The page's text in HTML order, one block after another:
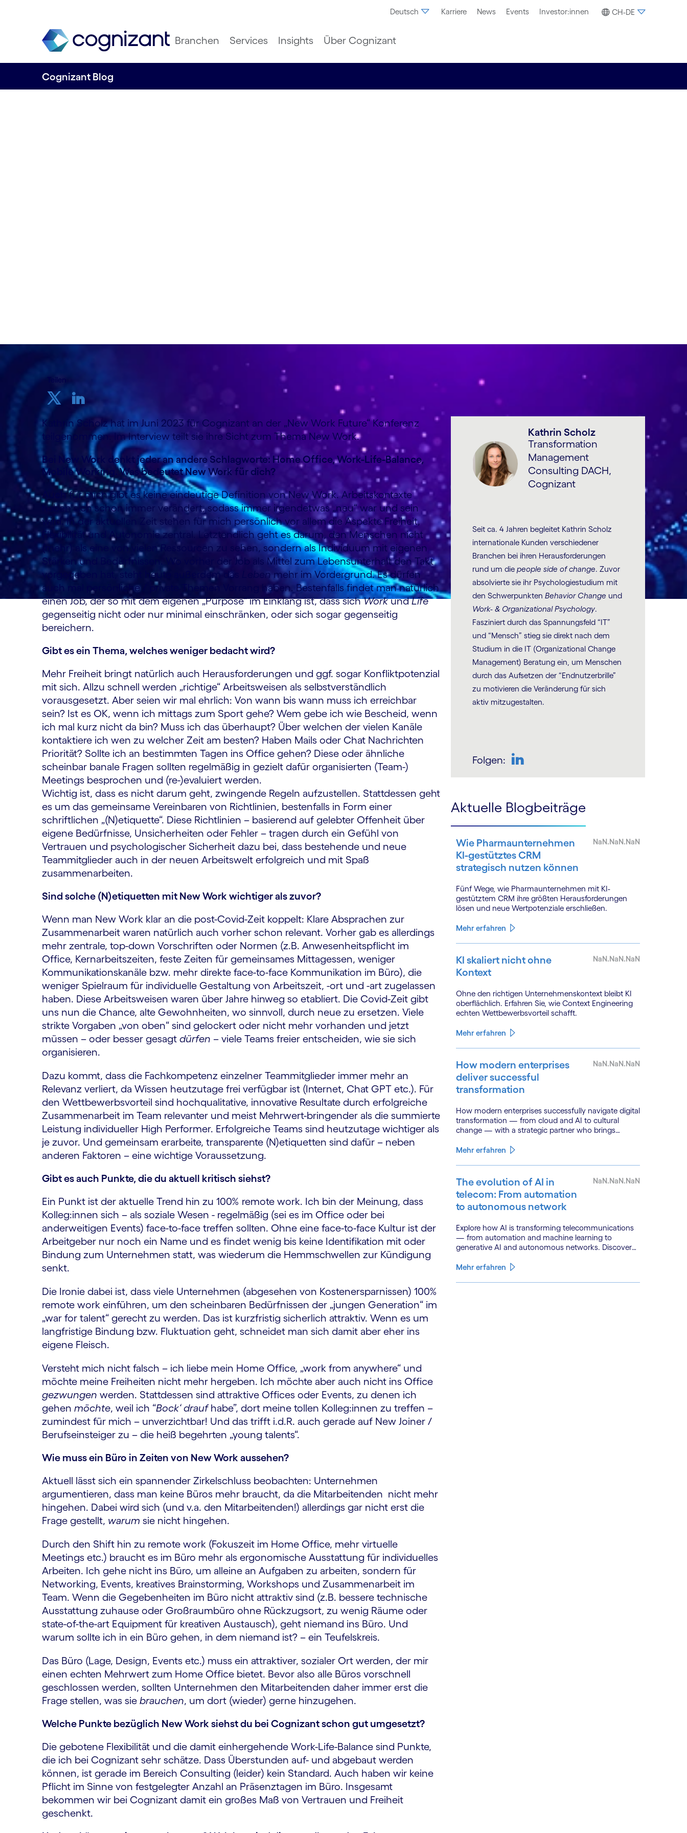
Deutsch Karriere News Events Investor:innen CH-DE
Branchen Services Insights Über Cognizant
Cognizant Blog
Teilen
Kathrin Scholz hat im Juni 2023 für Cognizant an der „New Work Future“ Konferenz
teilgenommen. Im Interview teilt sie ihre Sicht zum Thema New Work.
Bei New Work denkt jeder an andere Schlagworte: Home Office, Work-Life-Balance,
Mobile Working. Was bedeutet New Work für dich?
Auch für mich gibt es keine eindeutige Definition von New Work. Arbeitskontexte
haben sich schon immer verändert, sodass immer irgendetwas „neu“ war und sein
wird. In der aktuellen Zeit stehen für mich persönlich vor allem die Aspekte Freiheit,
Flexibilität und Autonomie zentral. Letztendlich geht es darum, den Menschen nicht
(mehr) als eine von vielen Ressourcen zu sehen, sondern als Individuum mit eigenen
Stärken und Bedürfnissen. Wo vorher der Job als Mittel zum Lebensunterhalt den Takt
vorgegeben hat, steht heute außerdem das
Lebenmehr im Vordergrund. Es dürfen
auch mal persönliche / private Themen Vorrang haben. Bestenfalls findet man natürlich
einen Job, der so mit dem eigenen „Purpose“ im Einklang ist, dass sichWorkundLife
gegenseitig nicht oder nur minimal einschränken, oder sich sogar gegenseitig
bereichern.
Gibt es ein Thema, welches weniger bedacht wird?
Mehr Freiheit bringt natürlich auch Herausforderungen und ggf. sogar Konfliktpotenzial
mit sich. Allzu schnell werden „richtige“ Arbeitsweisen als selbstverständlich
vorausgesetzt. Aber seien wir mal ehrlich: Von wann bis wann muss ich erreichbar
sein? Ist es OK, wenn ich mittags zum Sport gehe? Wem gebe ich wie Bescheid, wenn
ich mal kurz nicht da bin? Muss ich das überhaupt? Über welchen der vielen Kanäle
kontaktiere ich wen zu welcher Zeit am besten? Haben Mails oder Chat Nachrichten
Priorität? Sollte ich an bestimmten Tagen ins Office gehen? Diese oder ähnliche
scheinbar banale Fragen sollten regelmäßig in gezielt dafür organisierten (Team-)
Meetings besprochen und (re-)evaluiert werden.
Wichtig ist, dass es nicht darum geht, zwingende Regeln aufzustellen. Stattdessen geht
es um das gemeinsame Vereinbaren von Richtlinien, bestenfalls in Form einer
schriftlichen „(N)etiquette“. Diese Richtlinien – basierend auf gelebter Offenheit über
eigene Bedürfnisse, Unsicherheiten oder Fehler – tragen durch ein Gefühl von
Vertrauen und psychologischer Sicherheit dazu bei, dass bestehende und neue
Teammitglieder auch in der neuen Arbeitswelt erfolgreich und mit Spaß
zusammenarbeiten.
Sind solche (N)etiquetten mit New Work wichtiger als zuvor?
Wenn man New Work klar an die post-Covid-Zeit koppelt: Klare Absprachen zur
Zusammenarbeit waren natürlich auch vorher schon relevant. Vorher gab es allerdings
mehr zentrale, top-down Vorschriften oder Normen (z.B. Anwesenheitspflicht im
Office, Kernarbeitszeiten, feste Zeiten für gemeinsames Mittagessen, weniger
Kommunikationskanäle bzw. mehr direkte face-to-face Kommunikation im Büro), die
weniger Spielraum für individuelle Gestaltung von Arbeitszeit, -ort und -art zugelassen
haben. Diese Arbeitsweisen waren über Jahre hinweg so etabliert. Die Covid-Zeit gibt
uns nun die Chance, alte Gewohnheiten, wo sinnvoll, durch neue zu ersetzen. Viele
strikte Vorgaben „von oben“ sind gelockert oder nicht mehr vorhanden und jetzt
müssen – oder besser gesagt dürfen – viele Teams freier entscheiden, wie sie sich
organisieren.
Dazu kommt, dass die Fachkompetenz einzelner Teammitglieder immer mehr an
Relevanz verliert, da Wissen heutzutage frei verfügbar ist (Internet, Chat GPT etc.). Für
den Wettbewerbsvorteil sind hochqualitative, innovative Resultate durch erfolgreiche
Zusammenarbeit im Team relevanter und meist Mehrwert-bringender als die summierte
Leistung individueller High Performer. Erfolgreiche Teams sind heutzutage wichtiger als
je zuvor. Und gemeinsam erarbeite, transparente (N)etiquetten sind dafür – neben
anderen Faktoren – eine wichtige Voraussetzung.
Gibt es auch Punkte, die du aktuell kritisch siehst?
Ein Punkt ist der aktuelle Trend hin zu 100% remote work. Ich bin der Meinung, dass
Kolleg:innen sich – als soziale Wesen - regelmäßig (sei es im Office oder bei
anderweitigen Events) face-to-face treffen sollten. Ohne eine face-to-face Kultur ist der
Arbeitgeber nur noch ein Name und es findet wenig bis keine Identifikation mit oder
Bindung zum Unternehmen statt, was wiederum die Hemmschwellen zur Kündigung
senkt.
Die Ironie dabei ist, dass viele Unternehmen (abgesehen von Kostenersparnissen) 100%
remote work einführen, um den scheinbaren Bedürfnissen der „jungen Generation“ im
„war for talent“ gerecht zu werden. Das ist kurzfristig sicherlich attraktiv. Wenn es um
langfristige Bindung bzw. Fluktuation geht, schneidet man sich damit aber eher ins
eigene Fleisch.
Versteht mich nicht falsch – ich liebe mein Home Office, „work from anywhere“ und
möchte meine Freiheiten nicht mehr hergeben. Ich möchte aber auch nicht ins Office
gezwungen werden. Stattdessen sind attraktive Offices oder Events, zu denen ich
gehen möchte, weil ich “Bock‘ draufhabe”, dort meine tollen Kolleg:innen zu treffen –
zumindest für mich – unverzichtbar! Und das trifft i.d.R. auch gerade auf New Joiner /
Berufseinsteiger zu – die heiß begehrten „young talents“.
Wie muss ein Büro in Zeiten von New Work aussehen?
Aktuell lässt sich ein spannender Zirkelschluss beobachten: Unternehmen
argumentieren, dass man keine Büros mehr braucht, da die Mitarbeitenden nicht mehr
hingehen. Dabei wird sich (und v.a. den Mitarbeitenden!) allerdings gar nicht erst die
Frage gestellt, warum sie nicht hingehen.
Durch den Shift hin zu remote work (Fokuszeit im Home Office, mehr virtuelle
Meetings etc.) braucht es im Büro mehr als ergonomische Ausstattung für individuelles
Arbeiten. Ich gehe nicht ins Büro, um alleine an Aufgaben zu arbeiten, sondern für
Networking, Events, kreatives Brainstorming, Workshops und Zusammenarbeit im
Team. Wenn die Gegebenheiten im Büro nicht attraktiv sind (z.B. bessere technische
Ausstattung zuhause oder Großraumbüro ohne Rückzugsort, zu wenig Räume oder
state-of-the-art Equipment für kreativen Austausch), geht niemand ins Büro. Und
warum sollte ich in ein Büro gehen, in dem niemand ist? – ein Teufelskreis.
Das Büro (Lage, Design, Events etc.) muss ein attraktiver, sozialer Ort werden, der mir
einen echten Mehrwert zum Home Office bietet. Bevor also alle Büros vorschnell
geschlossen werden, sollten Unternehmen den Mitarbeitenden daher immer erst die
Frage stellen, was sie brauchen, um dort (wieder) gerne hinzugehen.
Welche Punkte bezüglich New Work siehst du bei Cognizant schon gut umgesetzt?
Die gebotene Flexibilität und die damit einhergehende Work-Life-Balance sind Punkte,
die ich bei Cognizant sehr schätze. Dass Überstunden auf- und abgebaut werden
können, ist gerade im Bereich Consulting (leider) kein Standard. Auch haben wir keine
Pflicht im Sinne von festgelegter Anzahl an Präsenztagen im Büro. Insgesamt
bekommen wir bei Cognizant damit ein großes Maß von Vertrauen und Freiheit
geschenkt.
Kathrin Scholz
Transformation
Management
Consulting DACH,
Cognizant
Seit ca. 4 Jahren begleitet Kathrin Scholz
internationale Kunden verschiedener
Branchen bei ihren Herausforderungen
rund um die people side of change. Zuvor
absolvierte sie ihr Psychologiestudium mit
den Schwerpunkten Behavior Change und
Work- & Organizational Psychology.
Fasziniert durch das Spannungsfeld “IT”
und “Mensch” stieg sie direkt nach dem
Studium in die IT (Organizational Change
Management) Beratung ein, um Menschen
durch das Aufsetzen der “Endnutzerbrille”
zu motivieren die Veränderung für sich
aktiv mitzugestalten.
Folgen:
Aktuelle Blogbeiträge
Wie Pharmaunternehmen
KI-gestütztes CRM
strategisch nutzen können
NaN.NaN.NaN
Fünf Wege, wie Pharmaunternehmen mit KI-
gestütztem CRM ihre größten Herausforderungen
lösen und neue Wertpotenziale erschließen.
Mehr erfahren
KI skaliert nicht ohne
Kontext
NaN.NaN.NaN
Ohne den richtigen Unternehmenskontext bleibt KI
oberflächlich. Erfahren Sie, wie Context Engineering
echten Wettbewerbsvorteil schafft.
Mehr erfahren
How modern enterprises
deliver successful
transformation
NaN.NaN.NaN
How modern enterprises successfully navigate digital
transformation — from cloud and AI to cultural
change — with a strategic partner who brings
Mehr erfahren
The evolution of AI in
telecom: From automation
to autonomous network
NaN.NaN.NaN
Explore how AI is transforming telecommunications
— from automation and machine learning to
generative AI and autonomous networks. Discover
Mehr erfahren